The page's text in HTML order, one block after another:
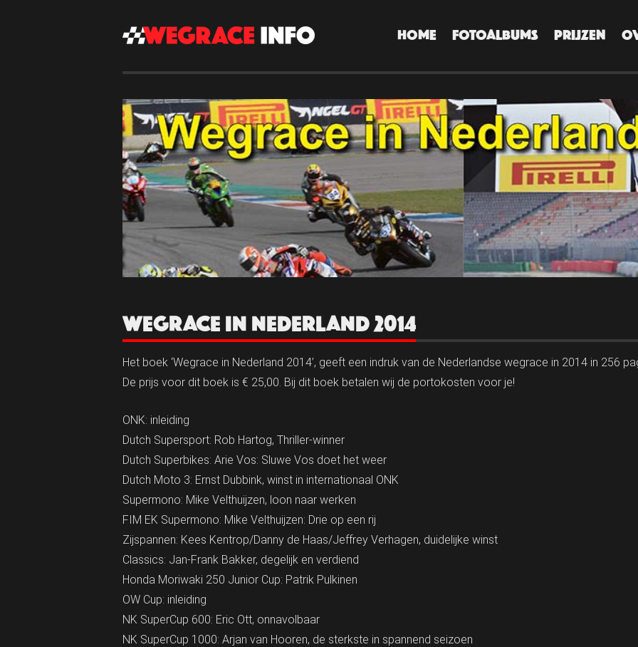
HOME FOTOALBUMS PRIJZEN
WEGRACE IN NEDERLAND 2014
Het boek ‘Wegrace in Nederland 2014’, geeft een indruk van de Nederlandse wegrace in 2014 in 256
De prijs voor dit boek is € 25,00. Bij dit boek betalen wij de portokosten voor je!
ONK: inleiding
Dutch Supersport: Rob Hartog, Thriller-winner
Dutch Superbikes: Arie Vos: Sluwe Vos doet het weer
Dutch Moto 3: Ernst Dubbink, winst in internationaal ONK
Supermono: Mike Velthuijzen, loon naar werken
FIM EK Supermono: Mike Velthuijzen: Drie op een rij
Zijspannen: Kees Kentrop/Danny de Haas/Jeffrey Verhagen, duidelijke winst
Classics: Jan-Frank Bakker, degelijk en verdiend
Honda Moriwaki 250 Junior Cup: Patrik Pulkinen
OW Cup: inleiding
NK SuperCup 600: Eric Ott, onnavolbaar
NK SuperCup 1000: Arjan van Hooren, de sterkste in spannend seizoen